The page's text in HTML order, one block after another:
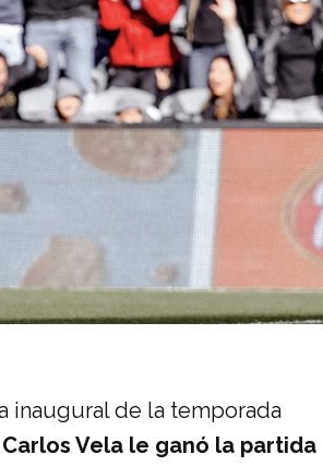
inaugural de la temporada
Carlos Vela le ganó la partida